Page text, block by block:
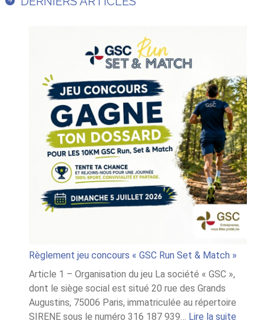
Règlement jeu concours « GSC Run Set & Match »
Article 1 – Organisation du jeu La société « GSC »,
dont le siège social est situé 20 rue des Grands
Augustins, 75006 Paris, immatriculée au répertoire
SIRENE sous le numéro 316 187 939… Lire la suite: